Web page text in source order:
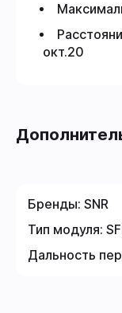
окт.20
Бренды: SNR
Тип модуля:
Дальность